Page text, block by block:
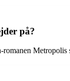
på?